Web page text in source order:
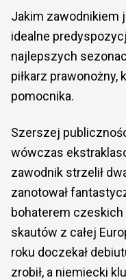
Jakim zawodnikiem
idealne
najlepszych
piłkarz
pomocnika.
Szerszej
wówczas
zawodnik strzelił
zanotował
bohaterem czeskich
skautów z całej
roku doczekał
zrobił, a niemiecki